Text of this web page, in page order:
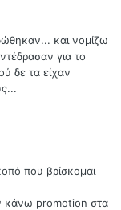
και νομίζω
για το
δε τα είχαν
που βρίσκομαι
κάνω promotion στα